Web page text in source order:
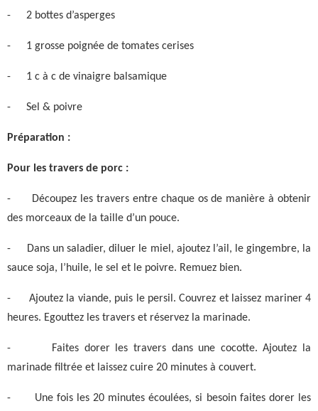
- 2 bottes d’asperges
- 1 grosse poignée de tomates cerises
- 1 c à c de vinaigre balsamique
- Sel & poivre
Préparation :
Pour les travers de porc :
-
Découpez les travers entre chaque os de manière à obtenir
des morceaux de la taille d’un pouce.
-
Dans un saladier, diluer le miel, ajoutez l’ail, le gingembre, la
sauce soja, l’huile, le sel et le poivre. Remuez bien.
-
Ajoutez la viande, puis le persil. Couvrez et laissez mariner 4
heures. Egouttez les travers et réservez la marinade.
-
Faites dorer les travers dans une cocotte. Ajoutez la
marinade filtrée et laissez cuire 20 minutes à couvert.
-
Une fois les 20 minutes écoulées, si besoin faites dorer les